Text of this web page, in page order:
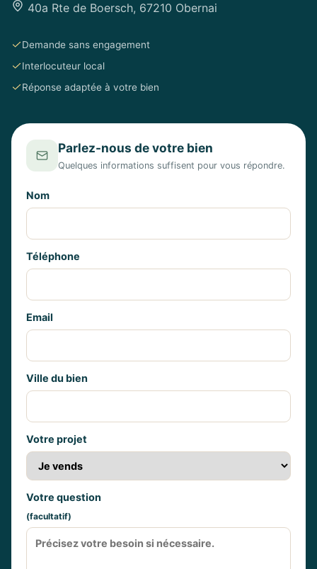
40a Rte de Boersch, 67210 Obernai
Demande sans engagement
Interlocuteur local
Réponse adaptée à votre bien
Parlez-nous de votre bien
Quelques informations suffisent pour vous répondre.
Nom
Téléphone
Email
Ville du bien
Votre projet
Votre question
(facultatif)